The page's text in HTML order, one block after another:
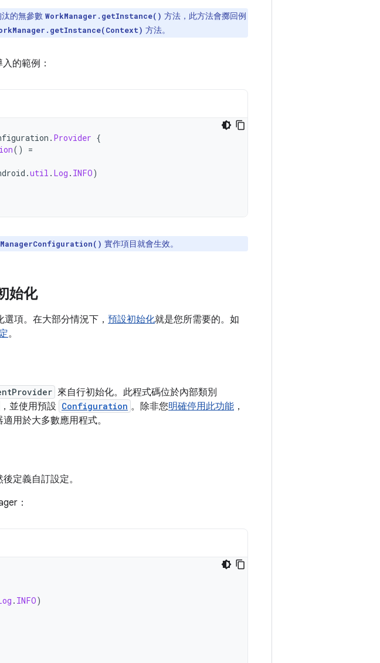
的無參數 WorkManager.getInstance() 方法，此方法會擲回例
方法。
入的範例：
. Provider {
()
=
.util . Log . INFO)
實作項目就會生效。
始化
項。在大部分情況下， 預設初始化就是您所需要的。如
。
來自行初始化。此程式碼位於內部類別
，並使用預設 Configuration 。除非您明確停用此功能 ，
用於大多數應用程式。
後定義自訂設定。
：
. INFO)